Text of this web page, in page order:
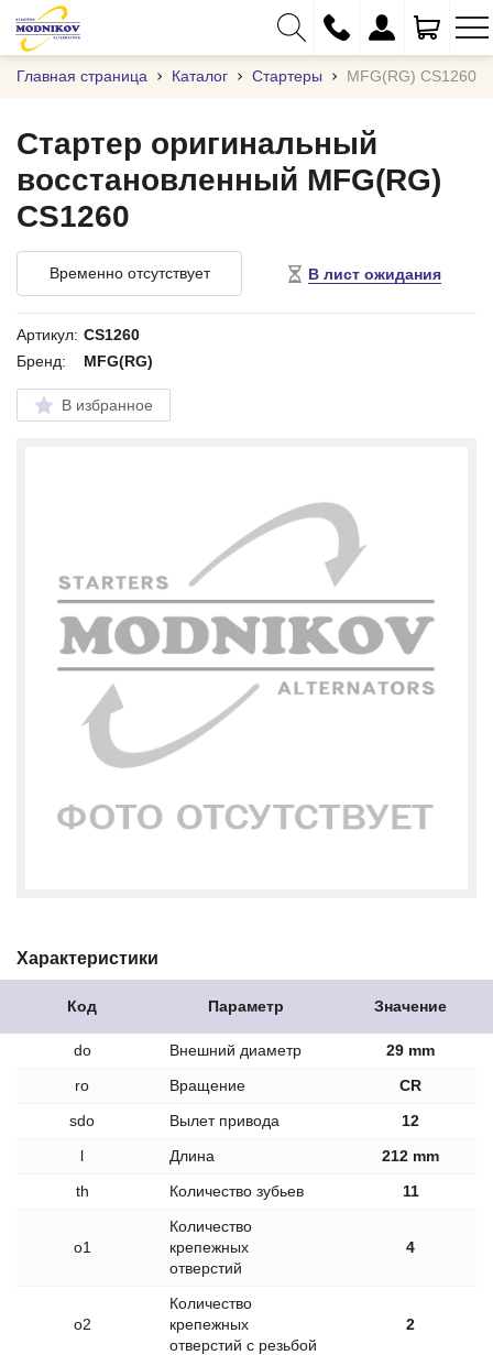
+375 (29) 333-01-01
+375 (29) 262-61-18
info@modnikov.com
Главная страница Каталог Стартеры MFG(RG) CS1260
Временно отсутствует В лист ожидания
Стартер оригинальный
восстановленный MFG(RG)
CS1260
Артикул: CS1260
Бренд:
MFG(RG)
В избранное
Характеристики
Код Параметр Значение
do Внешний диаметр
29 mm
ro
Вращение
CR
sdo
Вылет привода
12
l
Длина
212 mm
th
Количество зубьев 11
o1
Количество
крепежных
отверстий
4
o2
Количество
крепежных
отверстий с резьбой
2